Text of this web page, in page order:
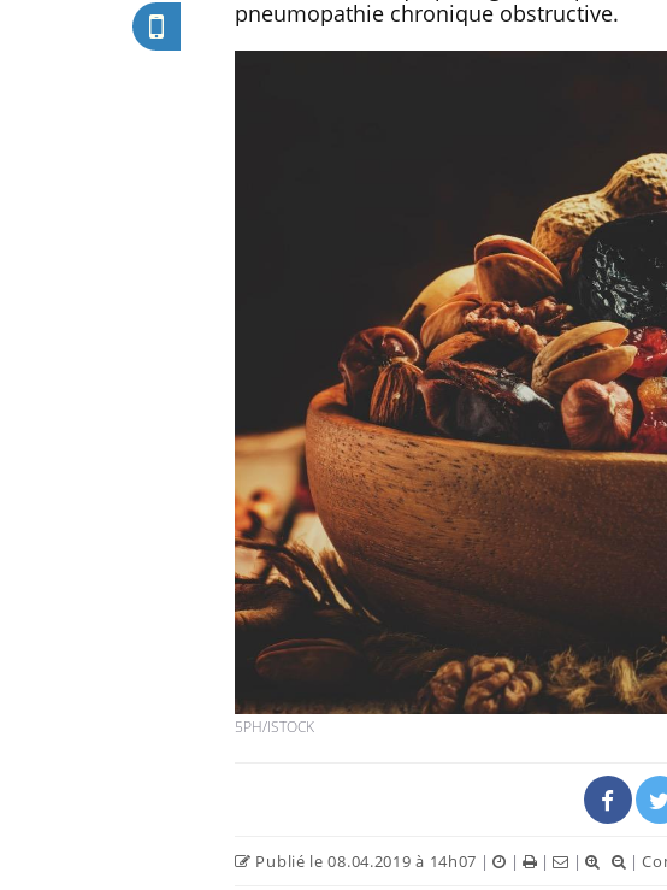
pneumopathie chronique obstructive.
5PH/ISTOCK
Publié le 08.04.2019 à 14h07 | | | | |